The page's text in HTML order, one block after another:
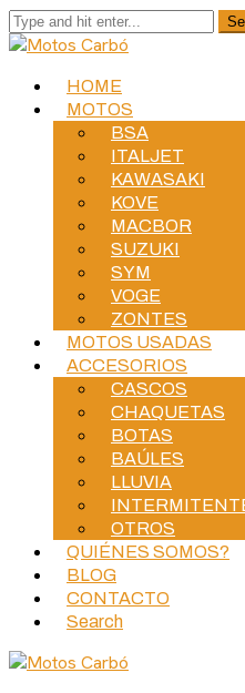
HOME
MOTOS
BSA
ITALJET
KAWASAKI
KOVE
MACBOR
SUZUKI
SYM
VOGE
ZONTES
MOTOS USADAS
ACCESORIOS
CASCOS
CHAQUETAS
BOTAS
BAÚLES
LLUVIA
OTROS
QUIÉNES SOMOS?
BLOG
CONTACTO
Search